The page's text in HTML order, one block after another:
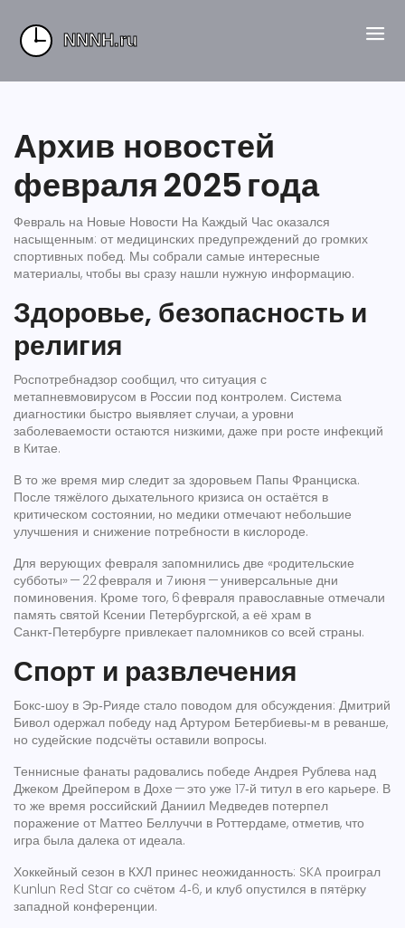
Архив новостей
февраля 2025 года
Февраль на Новые Новости На Каждый Час оказался
насыщенным: от медицинских предупреждений до громких
спортивных побед. Мы собрали самые интересные
материалы, чтобы вы сразу нашли нужную информацию.
Здоровье, безопасность и
религия
Роспотребнадзор сообщил, что ситуация с
метапневмовирусом в России под контролем. Система
диагностики быстро выявляет случаи, а уровни
заболеваемости остаются низкими, даже при росте инфекций
в Китае.
В то же время мир следит за здоровьем Папы Франциска.
После тяжёлого дыхательного кризиса он остаётся в
критическом состоянии, но медики отмечают небольшие
улучшения и снижение потребности в кислороде.
Для верующих февраля запомнились две «родительские
субботы» — 22 февраля и 7 июня — универсальные дни
поминовения. Кроме того, 6 февраля православные отмечали
память святой Ксении Петербургской, а её храм в
Санкт‑Петербурге привлекает паломников со всей страны.
Спорт и развлечения
Бокс‑шоу в Эр‑Рияде стало поводом для обсуждения: Дмитрий
Бивол одержал победу над Артуром Бетербиевы‑м в реванше,
но судейские подсчёты оставили вопросы.
Теннисные фанаты радовались победе Андрея Рублева над
Джеком Дрейпером в Дохе — это уже 17‑й титул в его карьере. В
то же время российский Даниил Медведев потерпел
поражение от Маттео Беллуччи в Роттердаме, отметив, что
игра была далека от идеала.
Хоккейный сезон в КХЛ принес неожиданность: SKA проиграл
Kunlun Red Star со счётом 4‑6, и клуб опустился в пятёрку
западной конференции.